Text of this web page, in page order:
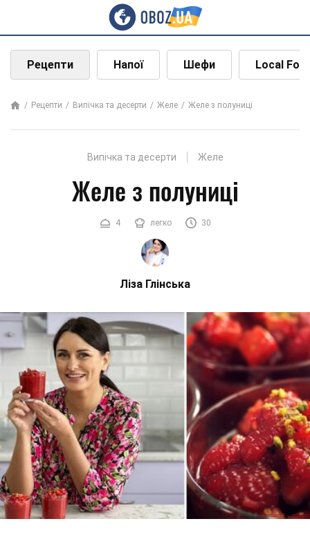
Рецепти Напої Шефи Local
Рецепти Випічка та десерти Желе Желе з полуниці
Випічка та десерти Желе
Желе з полуниці
4 легко 30
Ліза Глінська